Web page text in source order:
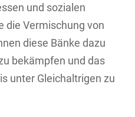
und sozialen
die Vermischung von
diese Bänke dazu
bekämpfen und das
unter Gleichaltrigen zu